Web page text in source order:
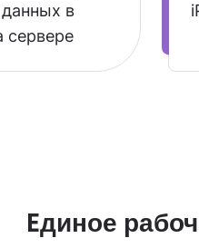
в
сервере
Eдиное